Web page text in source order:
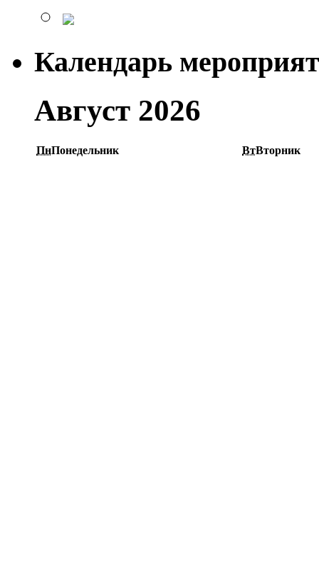
Календарь
Август 2026
ПнПонедельник ВтВторник